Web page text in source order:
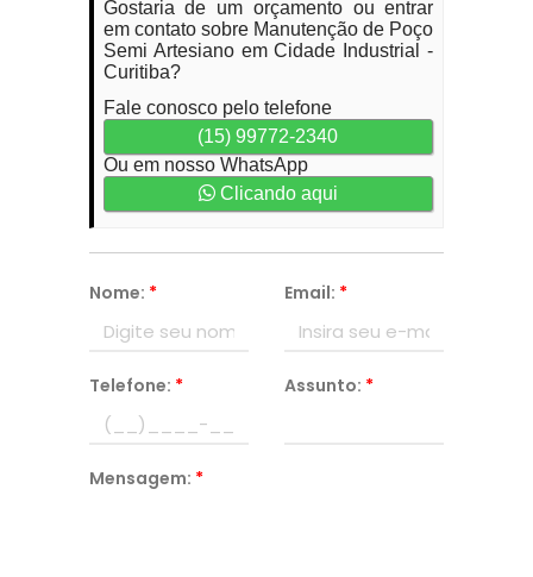
Gostaria de um orçamento ou entrar
em contato sobre Manutenção de Poço
Semi Artesiano em Cidade Industrial -
Curitiba?
Fale conosco pelo telefone
(15) 99772-2340
Ou em nosso WhatsApp
Clicando aqui
Nome: * Email: *
Telefone: * Assunto: *
Mensagem: *